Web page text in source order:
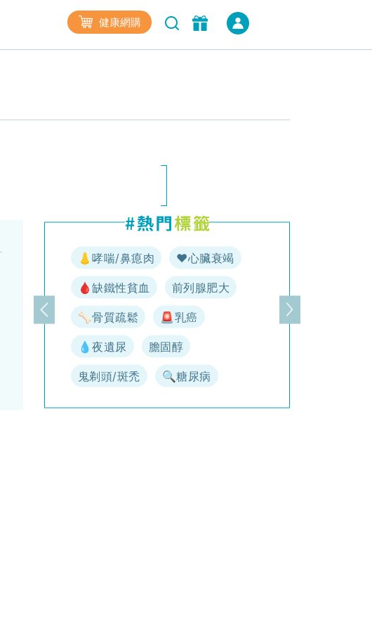
健康網購
上一頁
👃哮喘/鼻瘜肉 ♥️心臟衰竭
🩸缺鐵性貧血 前列腺肥大
🦴骨質疏鬆 🚨乳癌
💧夜遺尿 膽固醇
鬼剃頭/斑禿 🔍糖尿病
下一頁